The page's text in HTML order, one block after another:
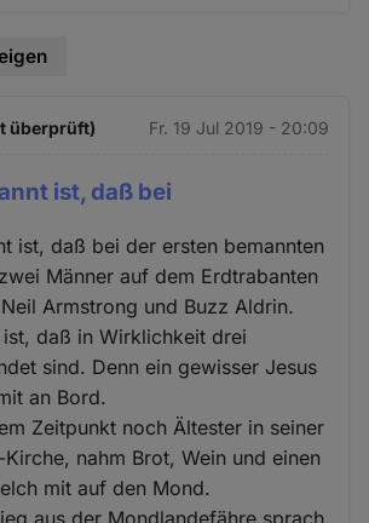
überprüft) Fr. 19 Jul 2019 - 20:09
ist, daß bei
ist, daß bei der ersten bemannten
Männer auf dem Erdtrabanten
Armstrong und Buzz Aldrin.
daß in Wirklichkeit drei
sind. Denn ein gewisser Jesus
an Bord.
Zeitpunkt noch Ältester in seiner
nahm Brot, Wein und einen
mit auf den Mond.